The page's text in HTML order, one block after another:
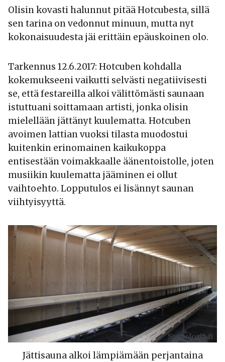
Olisin kovasti halunnut pitää Hotcubesta, sillä
sen tarina on vedonnut minuun, mutta nyt
kokonaisuudesta jäi erittäin epäuskoinen olo.
Tarkennus 12.6.2017: Hotcuben kohdalla
kokemukseeni vaikutti selvästi negatiivisesti
se, että festareilla alkoi välittömästi saunaan
istuttuani soittamaan artisti, jonka olisin
mielellään jättänyt kuulematta. Hotcuben
avoimen lattian vuoksi tilasta muodostui
kuitenkin erinomainen kaikukoppa
entisestään voimakkaalle äänentoistolle, joten
musiikin kuulematta jääminen ei ollut
vaihtoehto. Lopputulos ei lisännyt saunan
viihtyisyyttä.
Jättisauna alkoi lämpiämään perjantaina